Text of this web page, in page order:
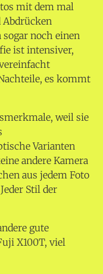
mit dem mal
Abdrücken
noch einen
ist intensiver,
es kommt
weil sie
Varianten
andere Kamera
aus jedem Foto
Stil der
gute
X100T, viel